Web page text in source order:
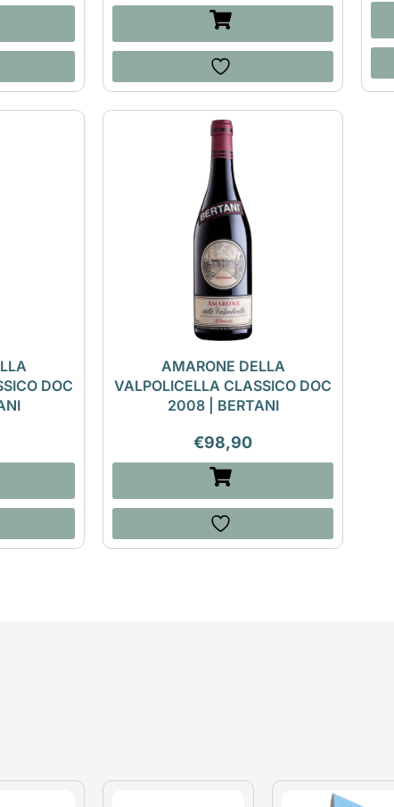
DOC
AMARONE DELLA
VALPOLICELLA CLASSICO DOC
2008 | BERTANI
€98,90